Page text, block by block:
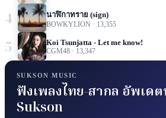
4 นาฬิกาทราย (sign)
BOWKYLION · 13,355
5 Koi Tsunjatta - Let me know!
CGM48 · 13,347
SUKSON MUSIC
ฟังเพลงไทย-สากล อัพเด
Sukson